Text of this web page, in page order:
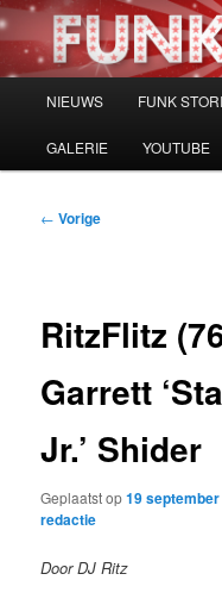
Spring
naar
NIEUWS FUNK
GALERIE YOUTUBE
Bericht
← Vorige
RitzFlitz
Garrett
Jr.’ Shider
Geplaatst op19
redactie
Door DJ Ritz